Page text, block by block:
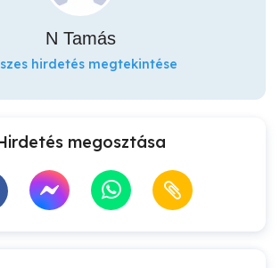
N Tamás
hirdetés megtekintése
megosztása